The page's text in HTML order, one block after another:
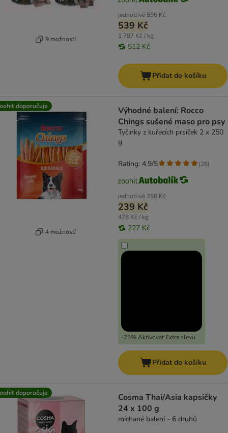
9 možností
jednotlivě 596 Kč
539 Kč
1 797 Kč / kg
512 Kč
Přidat do košíku
doporučuje
4 možností
Výhodné balení: Rocco
Chings sušené maso pro psy
Tyčinky z kuřecích prsíček 2 x 250
g
jednotlivě 258 Kč
239 Kč
478 Kč / kg
227 Kč
-25% Aktivovat Extra slevu
Rating: 4.9/5 (26)
Přidat do košíku
doporučuje
Cosma Thai/Asia kapsičky
24 x 100 g
míchané balení - 6 druhů